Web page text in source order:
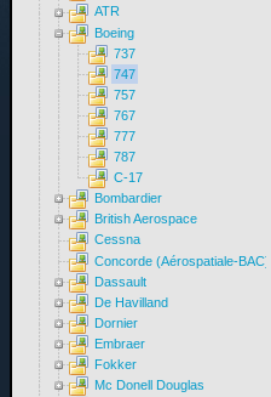
ATR
Boeing
737
747
757
767
777
787
C-17
Bombardier
British Aerospace
Cessna
Concorde (Aérospatiale-BAC)
Dassault
De Havilland
Dornier
Embraer
Fokker
Mc Donell Douglas